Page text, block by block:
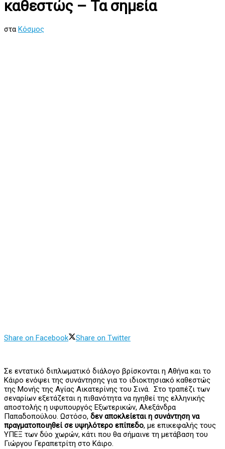
καθεστώς – Τα σημεία
στα Κόσμος
Share on Facebook Share on Twitter
Σε εντατικό διπλωματικό διάλογο βρίσκονται η Αθήνα και το
Κάιρο ενόψει της συνάντησης για το ιδιοκτησιακό καθεστώς
της Μονής της Αγίας Αικατερίνης του Σινά. Στο τραπέζι των
σεναρίων εξετάζεται η πιθανότητα να ηγηθεί της ελληνικής
αποστολής η υφυπουργός Εξωτερικών, Αλεξάνδρα
Παπαδοπούλου. Ωστόσο, δεν αποκλείεται η συνάντηση να
πραγματοποιηθεί σε υψηλότερο επίπεδο, με επικεφαλής τους
ΥΠΕΞ των δύο χωρών, κάτι που θα σήμαινε τη μετάβαση του
Γιώργου Γεραπετρίτη στο Κάιρο.